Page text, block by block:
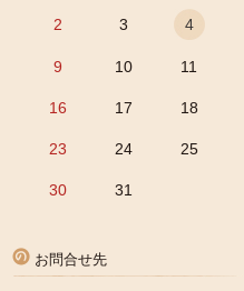
2 3 4
9 10 11
16 17 18
23 24 25
30 31
お問合せ先